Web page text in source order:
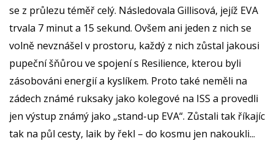
se z průlezu téměř celý. Následovala Gillisová, jejíž EVA
trvala 7 minut a 15 sekund. Ovšem ani jeden z nich se
volně nevznášel v prostoru, každý z nich zůstal jakousi
pupeční šňůrou ve spojení s Resilience, kterou byli
zásobováni energií a kyslíkem. Proto také neměli na
zádech známé ruksaky jako kolegové na ISS a provedli
jen výstup známý jako „stand-up EVA“. Zůstali tak říkajíc
tak na půl cesty, laik by řekl – do kosmu jen nakoukli...